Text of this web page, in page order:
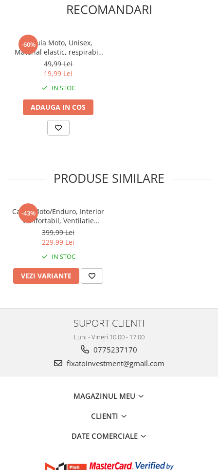
RECOMANDARI
-60%
Cagula Moto, Unisex,
Material elastic, respirabil,
Marime universala
49,99 Lei
19,99 Lei
IN STOC
ADAUGA IN COS
PRODUSE SIMILARE
-43%
Casca Moto/Enduro, Interior
Confortabil, Ventilatie
Multipla, pentru
Motociclete, Cross, Enduro,
ATV, Dirt Bike, FIXATO,
Marime XL, Portocaliu
399,99 Lei
229,99 Lei
IN STOC
VEZI VARIANTE
SUPORT CLIENTI
Luni - Vineri 10:00 - 17:00
0775237170
fixatoinvestment@gmail.com
MAGAZINUL MEU
CLIENTI
DATE COMERCIALE